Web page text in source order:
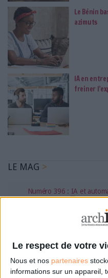
Le respect de votre
Nous et nos partenaires
informations sur un appareil,
Le Bénin
azimuts
IA en
freiner
LE MAG
Numéro 396 : IA et